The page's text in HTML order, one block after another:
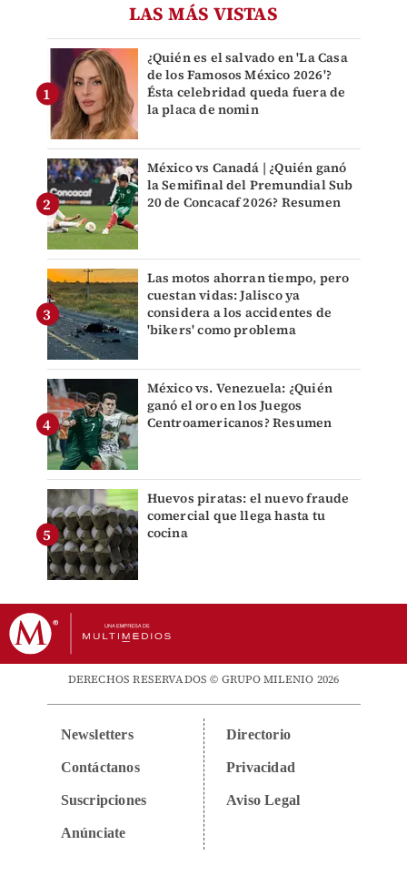
LAS MÁS VISTAS
¿Quién es el salvado en 'La Casa
de los Famosos México 2026'?
Ésta celebridad queda fuera de
la placa de nomin
México vs Canadá | ¿Quién ganó
la Semifinal del Premundial Sub
20 de Concacaf 2026? Resumen
Las motos ahorran tiempo, pero
cuestan vidas: Jalisco ya
considera a los accidentes de
'bikers' como problema
México vs. Venezuela: ¿Quién
ganó el oro en los Juegos
Centroamericanos? Resumen
Huevos piratas: el nuevo fraude
comercial que llega hasta tu
cocina
DERECHOS RESERVADOS © GRUPO MILENIO 2026
Newsletters
Contáctanos
Suscripciones
Anúnciate
Directorio
Privacidad
Aviso Legal